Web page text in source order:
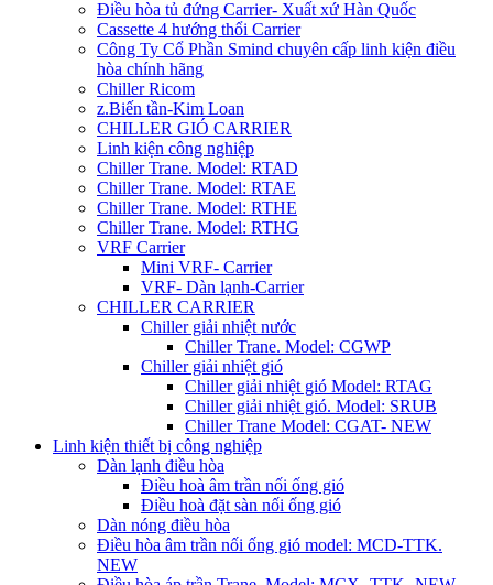
Điều hòa tủ đứng Carrier- Xuất xứ Hàn Quốc
Cassette 4 hướng thổi Carrier
Công Ty Cổ Phần Smind chuyên cấp linh kiện điều
hòa chính hãng
Chiller Ricom
z.Biến tần-Kim Loan
CHILLER GIÓ CARRIER
Linh kiện công nghiệp
Chiller Trane. Model: RTAD
Chiller Trane. Model: RTAE
Chiller Trane. Model: RTHE
Chiller Trane. Model: RTHG
VRF Carrier
Mini VRF- Carrier
VRF- Dàn lạnh-Carrier
CHILLER CARRIER
Chiller giải nhiệt nước
Chiller Trane. Model: CGWP
Chiller giải nhiệt gió
Chiller giải nhiệt gió Model: RTAG
Chiller giải nhiệt gió. Model: SRUB
Chiller Trane Model: CGAT- NEW
Linh kiện thiết bị công nghiệp
Dàn lạnh điều hòa
Điều hoà âm trần nối ống gió
Điều hoà đặt sàn nối ống gió
Dàn nóng điều hòa
Điều hòa âm trần nối ống gió model: MCD-TTK.
NEW